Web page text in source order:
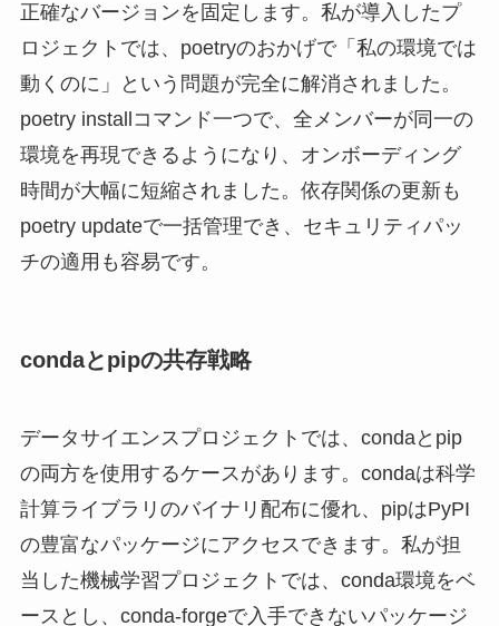
正確なバージョンを固定します。私が導入したプ
ロジェクトでは、poetryのおかげで「私の環境では
動くのに」という問題が完全に解消されました。
poetry installコマンド一つで、全メンバーが同一の
環境を再現できるようになり、オンボーディング
時間が大幅に短縮されました。依存関係の更新も
poetry updateで一括管理でき、セキュリティパッ
チの適用も容易です。
condaとpipの共存戦略
データサイエンスプロジェクトでは、condaとpip
の両方を使用するケースがあります。condaは科学
計算ライブラリのバイナリ配布に優れ、pipはPyPI
の豊富なパッケージにアクセスできます。私が担
当した機械学習プロジェクトでは、conda環境をベ
ースとし、conda-forgeで入手できないパッケージ